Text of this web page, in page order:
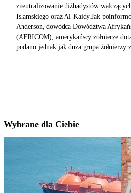
zneutralizowanie diżhadystów
Islamskiego oraz Al-Kaidy.Jak
Anderson, dowódca Dowództwa
(AFRICOM), amerykańscy żołnierze
podano jednak jak duża grupa żołnierzy
Wybrane dla Ciebie